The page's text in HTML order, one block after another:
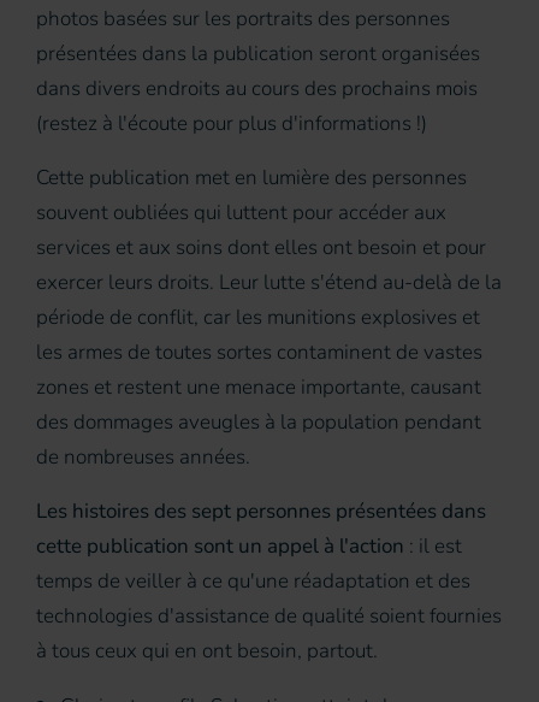
photos basées sur les portraits des personnes
présentées dans la publication seront organisées
dans divers endroits au cours des prochains mois
(restez à l'écoute pour plus d'informations !)
Cette publication met en lumière des personnes
souvent oubliées qui luttent pour accéder aux
services et aux soins dont elles ont besoin et pour
exercer leurs droits. Leur lutte s'étend au-delà de la
période de conflit, car les munitions explosives et
les armes de toutes sortes contaminent de vastes
zones et restent une menace importante, causant
des dommages aveugles à la population pendant
de nombreuses années.
Les histoires des sept personnes présentées dans
cette publication sont un appel à l'action : il est
temps de veiller à ce qu'une réadaptation et des
technologies d'assistance de qualité soient fournies
à tous ceux qui en ont besoin, partout.